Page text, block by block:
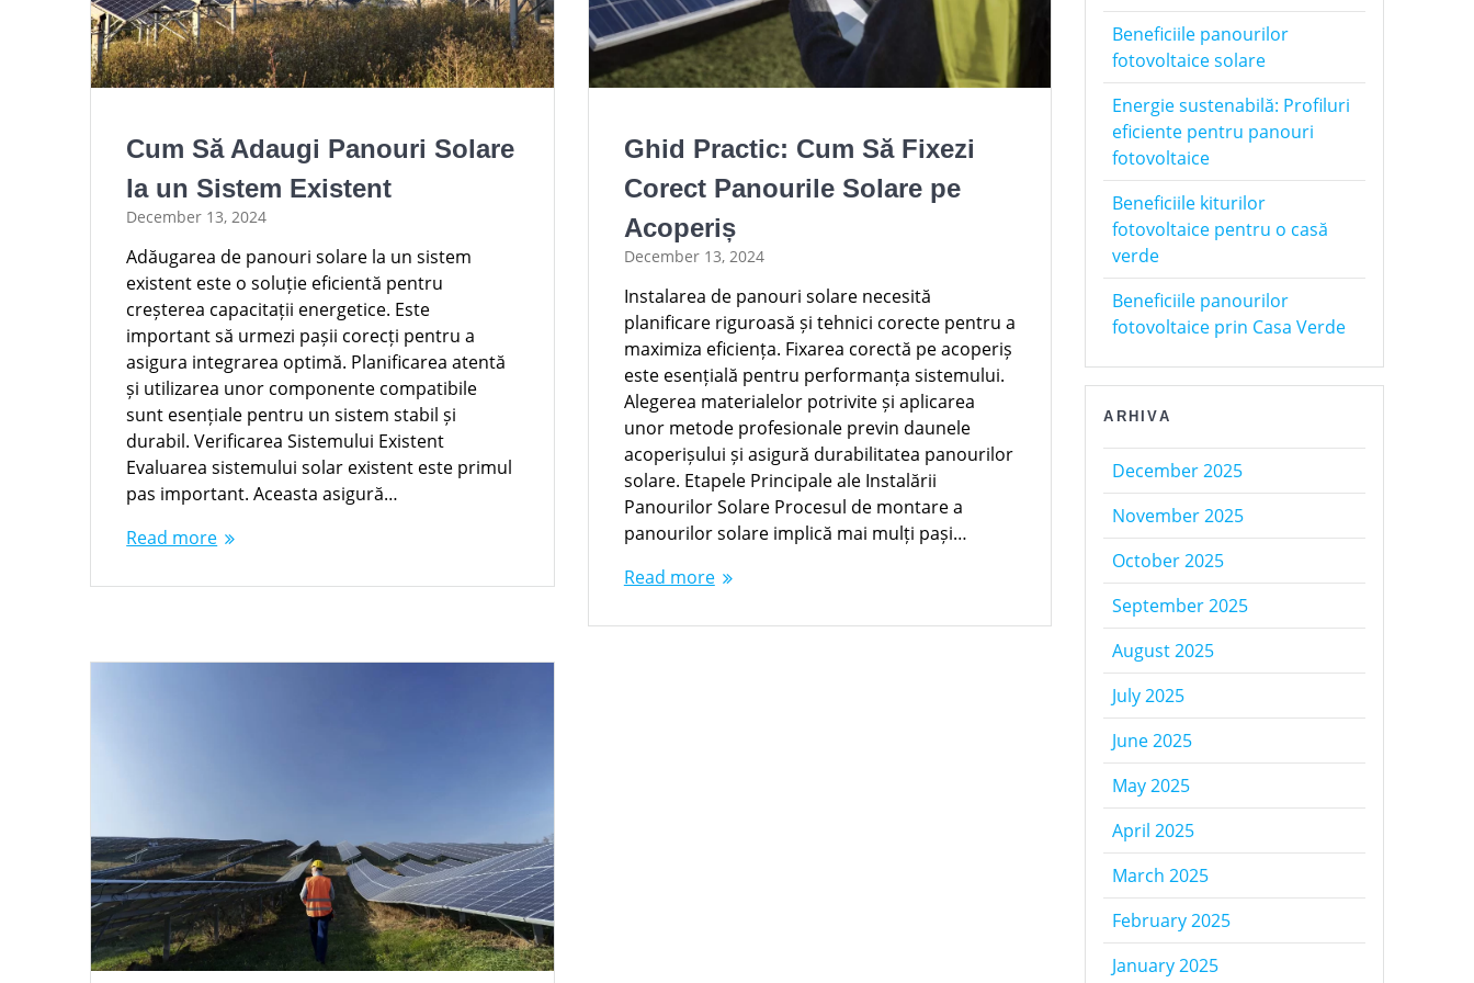
Cum Să Adaugi Panouri Solare
la un Sistem Existent
December 13, 2024
Adăugarea de panouri solare la un sistem
existent este o soluție eficientă pentru
creșterea capacitații energetice. Este
important să urmezi pașii corecți pentru a
asigura integrarea optimă. Planificarea atentă
și utilizarea unor componente compatibile
sunt esențiale pentru un sistem stabil și
durabil. Verificarea Sistemului Existent
Evaluarea sistemului solar existent este primul
pas important. Aceasta asigură…
Read more
Ghid Practic: Cum Să Fixezi
Corect Panourile Solare pe
Acoperiș
December 13, 2024
Instalarea de panouri solare necesită
planificare riguroasă și tehnici corecte pentru a
maximiza eficiența. Fixarea corectă pe acoperiș
este esențială pentru performanța sistemului.
Alegerea materialelor potrivite și aplicarea
unor metode profesionale previn daunele
acoperișului și asigură durabilitatea panourilor
solare. Etapele Principale ale Instalării
Panourilor Solare Procesul de montare a
panourilor solare implică mai mulți pași…
Read more
Beneficiile panourilor
fotovoltaice solare
Energie sustenabilă: Profiluri
eficiente pentru panouri
fotovoltaice
Beneficiile kiturilor
fotovoltaice pentru o casă
verde
Beneficiile panourilor
fotovoltaice prin Casa Verde
ARHIVA
December 2025
November 2025
October 2025
September 2025
August 2025
July 2025
June 2025
May 2025
April 2025
March 2025
February 2025
January 2025